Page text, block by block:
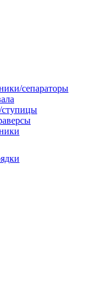
сепараторы